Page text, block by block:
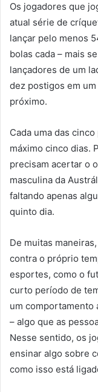
Os jogadores que
atual série de
lançar pelo menos
bolas cada – mais
lançadores de um
dez postigos em
próximo.
Cada uma das
máximo cinco dias.
precisam acertar o
masculina da
faltando apenas
quinto dia.
De muitas
contra o próprio
esportes, como o
curto período de
um comportamento
– algo que as
Nesse sentido, os
ensinar algo sobre
como isso está